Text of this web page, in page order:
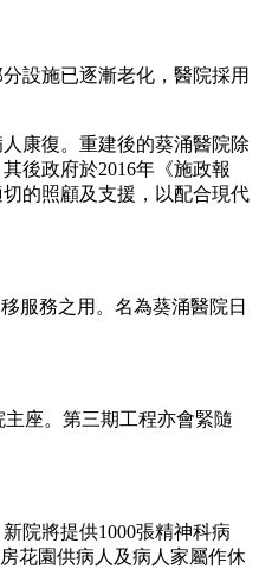
設施已逐漸老化，醫院採用
康復。重建後的葵涌醫院除
後政府於2016年《施政報
的照顧及支援，以配合現代
服務之用。名為葵涌醫院日
座。第三期工程亦會緊隨
院將提供1000張精神科病
花園供病人及病人家屬作休